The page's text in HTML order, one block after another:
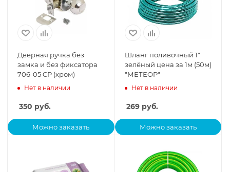
Дверная ручка без
замка и без фиксатора
706-05 CP (хром)
Нет в наличии
350 руб.
Можно заказать
Шланг поливочный 1"
зелёный цена за 1м (50м)
"МЕТЕОР"
Нет в наличии
269руб.
Можно заказать